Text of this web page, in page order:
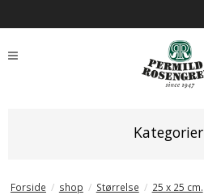
Kategorier
Forside / shop / Størrelse / 25 x 25 cm.